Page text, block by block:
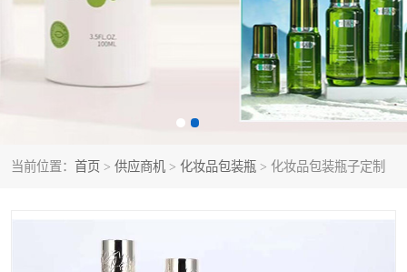
当前位置： 首页 > 供应商机 > 化妆品包装瓶 > 化妆品包装瓶子定制